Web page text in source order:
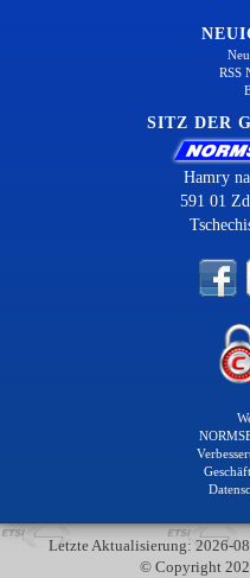
RSS
SITZ DER
Hamry
591 01
Letzte Aktualisierung: 2026-
© Copyright